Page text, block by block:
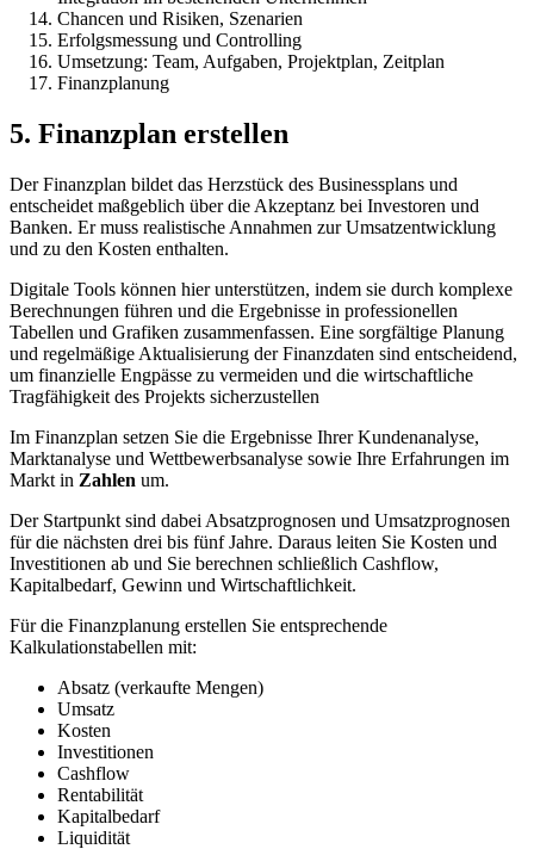
Chancen und Risiken, Szenarien
Erfolgsmessung und Controlling
Umsetzung: Team, Aufgaben, Projektplan, Zeitplan
Finanzplanung
5. Finanzplan erstellen
Der Finanzplan bildet das Herzstück des Businessplans und
entscheidet maßgeblich über die Akzeptanz bei Investoren und
Banken. Er muss realistische Annahmen zur Umsatzentwicklung
und zu den Kosten enthalten.
Digitale Tools können hier unterstützen, indem sie durch komplexe
Berechnungen führen und die Ergebnisse in professionellen
Tabellen und Grafiken zusammenfassen. Eine sorgfältige Planung
und regelmäßige Aktualisierung der Finanzdaten sind entscheidend,
um finanzielle Engpässe zu vermeiden und die wirtschaftliche
Tragfähigkeit des Projekts sicherzustellen
Im Finanzplan setzen Sie die Ergebnisse Ihrer Kundenanalyse,
Marktanalyse und Wettbewerbsanalyse sowie Ihre Erfahrungen im
Markt in Zahlen um.
Der Startpunkt sind dabei Absatzprognosen und Umsatzprognosen
für die nächsten drei bis fünf Jahre. Daraus leiten Sie Kosten und
Investitionen ab und Sie berechnen schließlich Cashflow,
Kapitalbedarf, Gewinn und Wirtschaftlichkeit.
Für die Finanzplanung erstellen Sie entsprechende
Kalkulationstabellen mit:
Absatz (verkaufte Mengen)
Umsatz
Kosten
Investitionen
Cashflow
Rentabilität
Kapitalbedarf
Liquidität